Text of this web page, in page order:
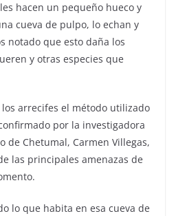
hacen un pequeño hueco y
cueva de pulpo, lo echan y
notado que esto daña los
y otras especies que
arrecifes el método utilizado
por la investigadora
de Chetumal, Carmen Villegas,
las principales amenazas de
lo que habita en esa cueva de